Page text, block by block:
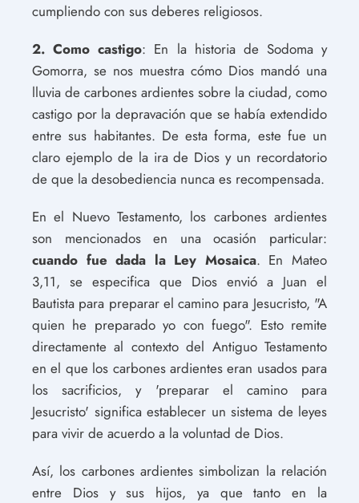
cumpliendo con sus deberes religiosos.
2. Como castigo: En la historia de Sodoma y
Gomorra, se nos muestra cómo Dios mandó una
lluvia de carbones ardientes sobre la ciudad, como
castigo por la depravación que se había extendido
entre sus habitantes. De esta forma, este fue un
claro ejemplo de la ira de Dios y un recordatorio
de que la desobediencia nunca es recompensada.
En el Nuevo Testamento, los carbones ardientes
son mencionados en una ocasión particular:
cuando fue dada la Ley Mosaica. En Mateo
3,11, se especifica que Dios envió a Juan el
Bautista para preparar el camino para Jesucristo, "A
quien he preparado yo con fuego". Esto remite
directamente al contexto del Antiguo Testamento
en el que los carbones ardientes eran usados para
los sacrificios, y 'preparar el camino para
Jesucristo' significa establecer un sistema de leyes
para vivir de acuerdo a la voluntad de Dios.
Así, los carbones ardientes simbolizan la relación
entre Dios y sus hijos, ya que tanto en la